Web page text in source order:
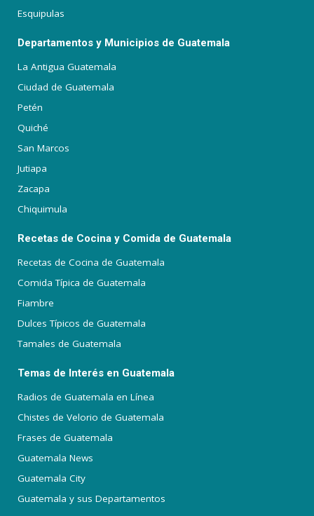
Esquipulas
Departamentos y Municipios de Guatemala
La Antigua Guatemala
Ciudad de Guatemala
Petén
Quiché
San Marcos
Jutiapa
Zacapa
Chiquimula
Recetas de Cocina y Comida de Guatemala
Recetas de Cocina de Guatemala
Comida Típica de Guatemala
Fiambre
Dulces Típicos de Guatemala
Tamales de Guatemala
Temas de Interés en Guatemala
Radios de Guatemala en Línea
Chistes de Velorio de Guatemala
Frases de Guatemala
Guatemala News
Guatemala City
Guatemala y sus Departamentos